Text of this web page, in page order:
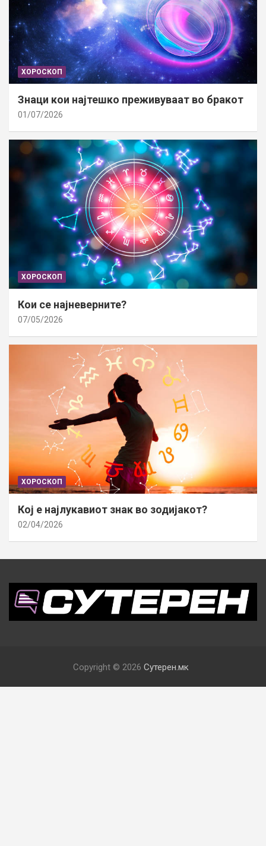
ХОРОСКОП
Знаци кои најтешко преживуваат во бракот
01/07/2026
ХОРОСКОП
Кои се најневерните?
07/05/2026
ХОРОСКОП
Кој е најлукавиот знак во зодијакот?
02/04/2026
Copyright © 2026 Сутерен.мк